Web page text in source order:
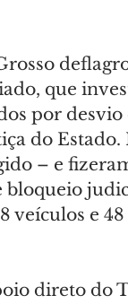
que
por desvio
do
– e
veículos e
direto do